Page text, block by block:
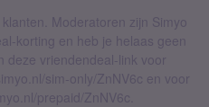
Moderatoren zijn Simyo
korting en heb je helaas geen
deze vriendendeal-link voor
sim-only/ZnNV6c en voor
prepaid/ZnNV6c.